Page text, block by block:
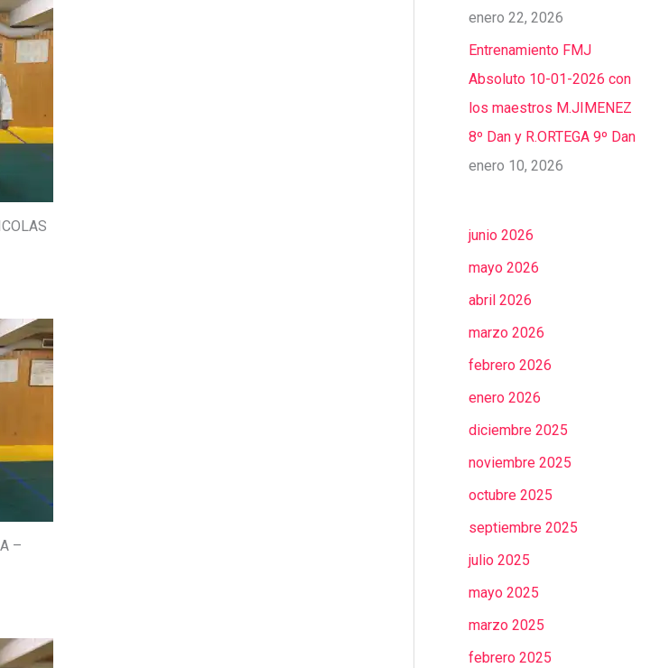
–
enero 22, 2026
Entrenamiento FMJ
Absoluto 10-01-2026 con
los maestros M.JIMENEZ
8º Dan y R.ORTEGA 9º Dan
enero 10, 2026
junio 2026
mayo 2026
abril 2026
marzo 2026
febrero 2026
enero 2026
diciembre 2025
noviembre 2025
octubre 2025
septiembre 2025
julio 2025
mayo 2025
marzo 2025
febrero 2025